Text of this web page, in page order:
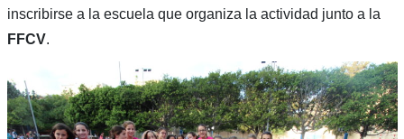
inscribirse a la escuela que organiza la actividad junto a la
FFCV.